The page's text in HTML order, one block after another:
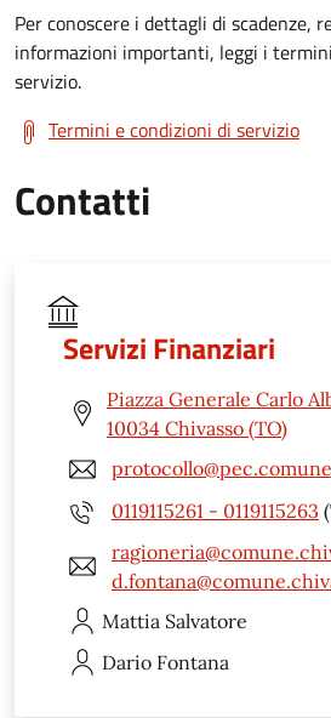
Per conoscere i dettagli di scadenze,
informazioni importanti, leggi i
servizio.
Termini e condizioni di servizio
Contatti
Servizi Finanziari
Piazza Generale Carlo
10034 Chivasso (TO)
0119115261 - 0119115263
Mattia Salvatore
Dario Fontana